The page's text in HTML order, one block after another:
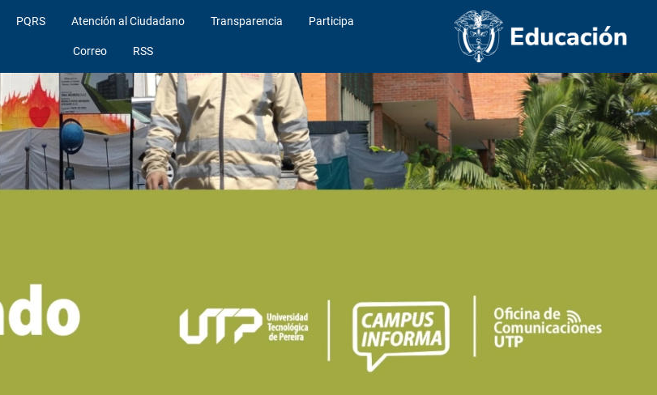
PQRS Atención al Ciudadano Transparencia Participa
Correo RSS